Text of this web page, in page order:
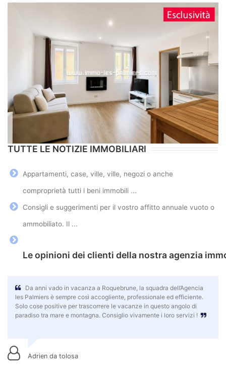
TUTTE LE NOTIZIE IMMOBILIARI
Appartamenti, case, ville, ville, negozi o anche
comproprietà tutti i beni immobili ...
Consigli e suggerimenti per il vostro affitto annuale vuoto o
ammobiliato. Il ...
Le opinioni dei clienti della nostra agenzia
Da anni vado in vacanza a Roquebrune, la squadra dell’Agencia
les Palmiers è sempre così accogliente, professionale ed efficiente.
Solo cose positive per trascorrere le vacanze in questo angolo di
paradiso tra mare e montagna. Consiglio vivamente i loro servizi !
Adrien da tolosa